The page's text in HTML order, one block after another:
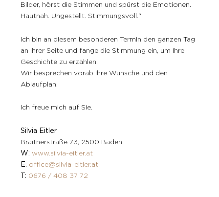
Bilder, hörst die Stimmen und spürst die Emotionen.
Hautnah. Ungestellt. Stimmungsvoll.“
Ich bin an diesem besonderen Termin den ganzen Tag
an Ihrer Seite und fange die Stimmung ein, um Ihre
Geschichte zu erzählen.
Wir besprechen vorab Ihre Wünsche und den
Ablaufplan.
Ich freue mich auf Sie.
Silvia Eitler
Braitnerstraße 73, 2500 Baden
W:www.silvia-eitler.at
E: office@silvia-eitler.at
T: 0676 / 408 37 72